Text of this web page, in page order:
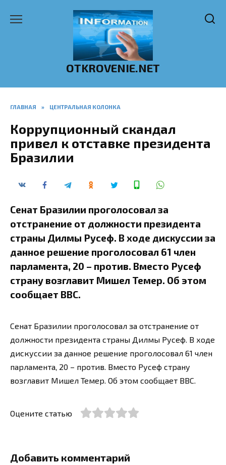
OTKROVENIE.NET
ГЛАВНАЯ » ЦЕНТРАЛЬНАЯ КОЛОНКА
Коррупционный скандал
привел к отставке президента
Бразилии
Сенат Бразилии проголосовал за
отстранение от должности президента
страны Дилмы Русеф. В ходе дискуссии за
данное решение проголосовал 61 член
парламента, 20 – против. Вместо Русеф
страну возглавит Мишел Темер. Об этом
сообщает BBC.
Сенат Бразилии проголосовал за отстранение от
должности президента страны Дилмы Русеф. В ходе
дискуссии за данное решение проголосовал 61 член
парламента, 20 – против. Вместо Русеф страну
возглавит Мишел Темер. Об этом сообщает BBC.
Оцените статью
Добавить комментарий